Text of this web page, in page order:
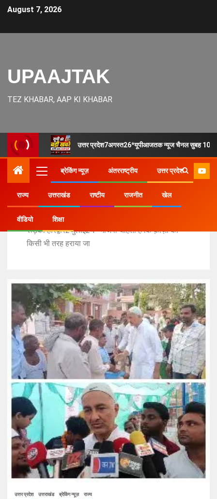
August 7, 2026
UPAAJTAK
TEZ KHABAR, AAP KI KHABAR
उत्तर प्रदेश7अगस्त26*यूपीआजतक न्यूज चैनल सुबह 10
ब्रेकिंग न्यूज़ अंतरराष्ट्रीय उत्तर प्रदेश
राज्य उत्तराखंड राष्टीय राजनीत खेल
वीडियो शिक्षा
Home
उत्तर प्रदेश
रूड़की हरिद्वार2जुलाई24* भाजपा चाहती है कि क़ाज़ी को
किसी भी तरह हराया जा
उत्तर प्रदेश उत्तराखंड ब्रेकिंग न्यूज़ राज्य